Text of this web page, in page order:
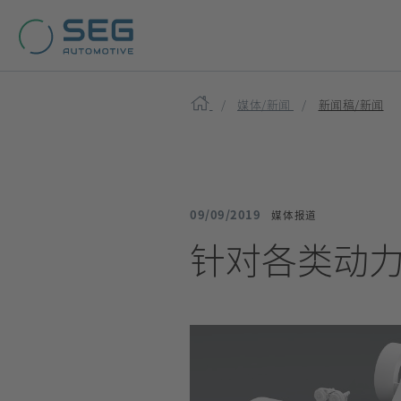
Home 媒体/新闻 新闻稿/新闻
09/09/2019 媒体报道
针对各类动